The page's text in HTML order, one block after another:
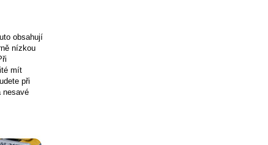
obsahují
nízkou
mít
při
nesavé